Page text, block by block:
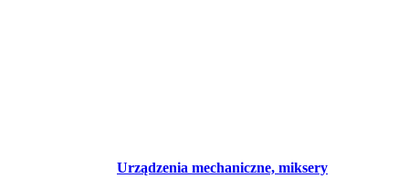
Urządzenia mechaniczne, miksery